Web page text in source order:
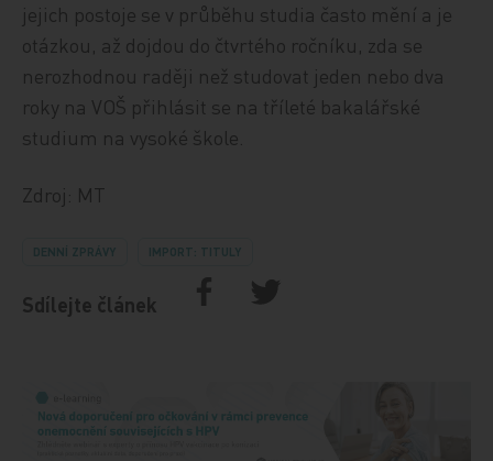
jejich postoje se v průběhu studia často mění a je
otázkou, až dojdou do čtvrtého ročníku, zda se
nerozhodnou raději než studovat jeden nebo dva
roky na VOŠ přihlásit se na tříleté bakalářské
studium na vysoké škole.
Zdroj: MT
DENNÍ ZPRÁVY IMPORT: TITULY
Sdílejte článek